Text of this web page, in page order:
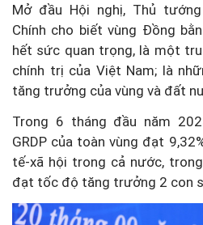
Mở đầu Hội nghị, Thủ
Chính cho biết vùng Đồng
hết sức quan trọng, là một
chính trị của Việt Nam; là
tăng trưởng của vùng và đất
Trong 6 tháng đầu năm
GRDP của toàn vùng đạt
tế-xã hội trong cả nước,
đạt tốc độ tăng trưởng 2 con